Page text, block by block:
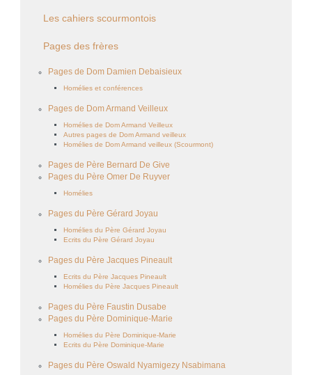
Les cahiers scourmontois
Pages des frères
Pages de Dom Damien Debaisieux
Homélies et conférences
Pages de Dom Armand Veilleux
Homélies de Dom Armand Veilleux
Autres pages de Dom Armand veilleux
Homélies de Dom Armand veilleux (Scourmont)
Pages de Père Bernard De Give
Pages du Père Omer De Ruyver
Homélies
Pages du Père Gérard Joyau
Homélies du Père Gérard Joyau
Ecrits du Père Gérard Joyau
Pages du Père Jacques Pineault
Ecrits du Père Jacques Pineault
Homélies du Père Jacques Pineault
Pages du Père Faustin Dusabe
Pages du Père Dominique-Marie
Homélies du Père Dominique-Marie
Ecrits du Père Dominique-Marie
Pages du Père Oswald Nyamigezy Nsabimana